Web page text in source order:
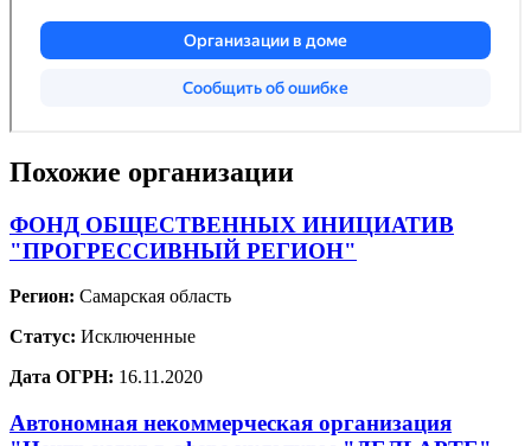
Похожие организации
ФОНД ОБЩЕСТВЕННЫХ ИНИЦИАТИВ
"ПРОГРЕССИВНЫЙ РЕГИОН"
Регион: Самарская область
Статус: Исключенные
Дата ОГРН: 16.11.2020
Автономная некоммерческая организация